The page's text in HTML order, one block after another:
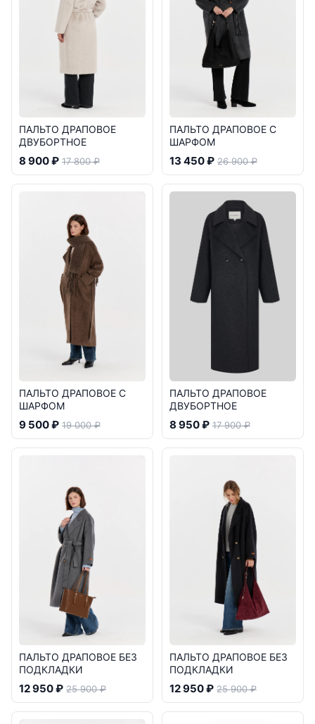
ПАЛЬТО ДРАПОВОЕ
ДВУБОРТНОЕ
8 900 ₽ 17 800 ₽
ПАЛЬТО ДРАПОВОЕ С
ШАРФОМ
13 450 ₽ 26 900 ₽
ПАЛЬТО ДРАПОВОЕ С
ШАРФОМ
9 500 ₽ 19 000 ₽
ПАЛЬТО ДРАПОВОЕ
ДВУБОРТНОЕ
8 950 ₽ 17 900 ₽
ПАЛЬТО ДРАПОВОЕ БЕЗ
ПОДКЛАДКИ
12 950 ₽ 25 900 ₽
ПАЛЬТО ДРАПОВОЕ БЕЗ
ПОДКЛАДКИ
12 950 ₽ 25 900 ₽